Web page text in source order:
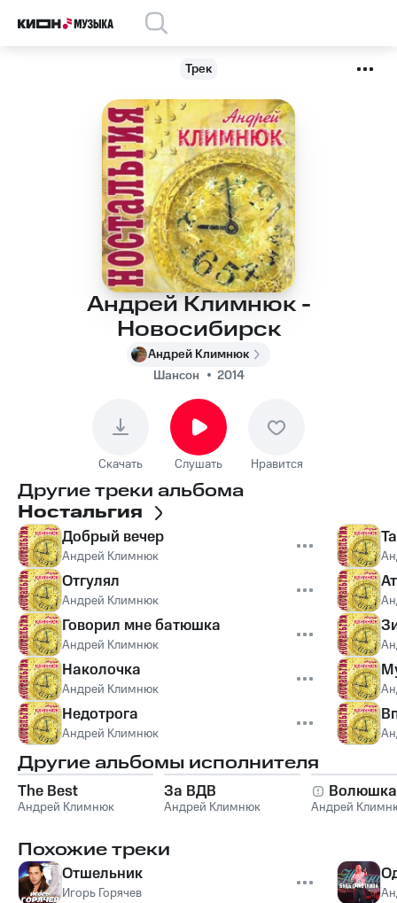
Трек
Андрей Климнюк -
Новосибирск
Андрей Климнюк
Шансон
2014
Скачать Слушать Нравится
Другие треки альбома
Ностальгия
Добрый вечер
Андрей Климнюк
Отгулял
Андрей Климнюк
Говорил мне батюшка
Андрей Климнюк
Наколочка
Андрей Климнюк
Недотрога
Андрей Климнюк
Другие альбомы исполнителя
The Best
Андрей Климнюк
За ВДВ
Андрей Климнюк
Волюшка
Андрей
Похожие треки
Отшельник
Игорь Горячев